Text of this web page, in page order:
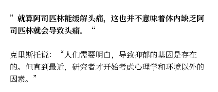
”就算阿司匹林能缓解头痛，这也并不意味着体内缺乏阿
司匹林就会导致头痛。“
克里斯托说：“人们需要明白，导致抑郁的基因是存在
的。但直到最近，研究者才开始考虑心理学和环境以外的
因素。”